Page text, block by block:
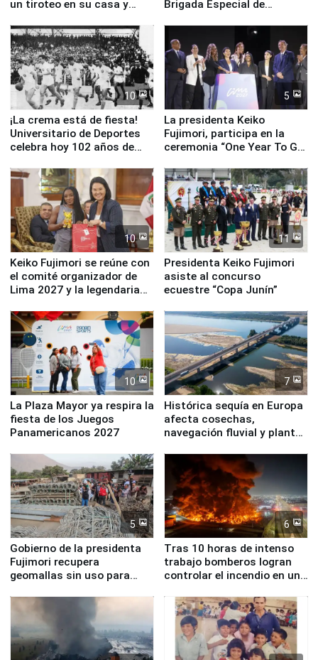
un tiroteo en su casa y
Brigada Especial de
equipamiento para
Serenazgo
10
¡La crema está de fiesta!
Universitario de Deportes
celebra hoy 102 años de
5
La presidenta Keiko
Fujimori, participa en la
ceremonia “One Year To Go
10
Keiko Fujimori se reúne con
el comité organizador de
Lima 2027 y la legendaria
11
Presidenta Keiko Fujimori
asiste al concurso
ecuestre “Copa Junín”
10
La Plaza Mayor ya respira la
fiesta de los Juegos
Panamericanos 2027
7
Histórica sequía en Europa
afecta cosechas,
navegación fluvial y plantas
5
Gobierno de la presidenta
Fujimori recupera
geomallas sin uso para
Fenómeno El Niño
6
Tras 10 horas de intenso
trabajo bomberos logran
controlar el incendio en una
de Chile